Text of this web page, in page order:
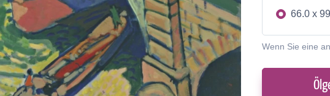
66.0 x
Wenn Sie eine